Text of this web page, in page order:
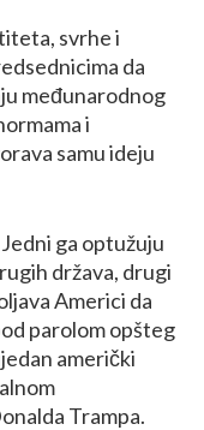
svrhe i
da
međunarodnog
i
samu ideju
ga optužuju
država, drugi
Americi da
parolom opšteg
američki
Trampa.